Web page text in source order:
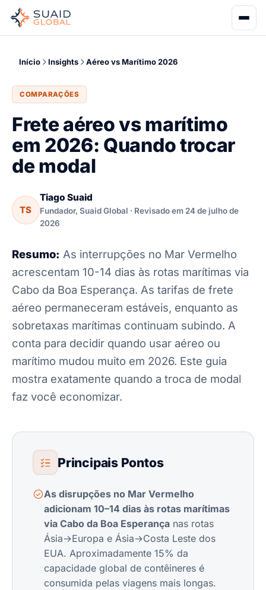
Início Insights Aéreo vs Marítimo 2026
COMPARAÇÕES
Frete aéreo vs marítimo
em 2026: Quando trocar
de modal
TS
Tiago Suaid
Fundador, Suaid Global · Revisado em 24 de julho de
2026
Resumo: As interrupções no Mar Vermelho
acrescentam 10-14 dias às rotas marítimas via
Cabo da Boa Esperança. As tarifas de frete
aéreo permaneceram estáveis, enquanto as
sobretaxas marítimas continuam subindo. A
conta para decidir quando usar aéreo ou
marítimo mudou muito em 2026. Este guia
mostra exatamente quando a troca de modal
faz você economizar.
Principais Pontos
As disrupções no Mar Vermelho
adicionam 10–14 dias às rotas marítimas
via Cabo da Boa Esperança nas rotas
Ásia→Europa e Ásia→Costa Leste dos
EUA. Aproximadamente 15% da
capacidade global de contêineres é
consumida pelas viagens mais longas.